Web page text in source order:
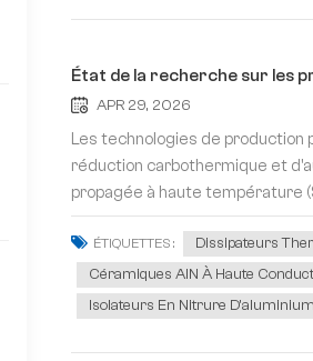
État de la recherche sur les
APR 29, 2026
Les technologies de production
réduction carbothermique et
propagée à haute température
ÉTIQUETTES : Dissipateurs
Céramiques AlN À Haute
Isolateurs En Nitrure D'aluminium